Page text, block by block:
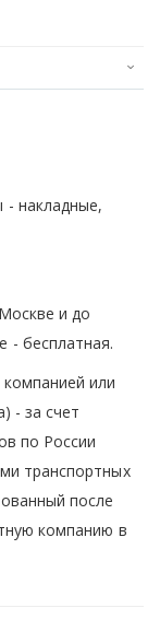
- накладные,
и до
- бесплатная.
или
- за счет
по России
транспортных
после
компанию в